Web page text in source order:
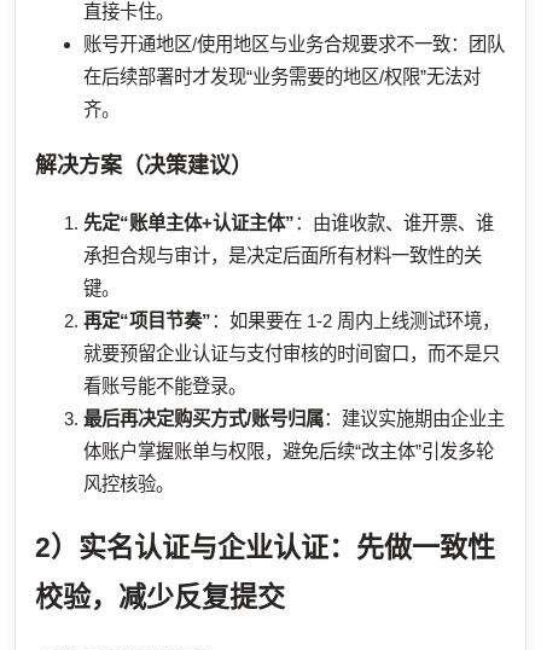
直接卡住。
账号开通地区/使用地区与业务合规要求不一致：团队
在后续部署时才发现“业务需要的地区/权限”无法对
齐。
解决方案（决策建议）
先定“账单主体+认证主体”：由谁收款、谁开票、谁
承担合规与审计，是决定后面所有材料一致性的关
键。
再定“项目节奏”：如果要在 1-2 周内上线测试环境，
就要预留企业认证与支付审核的时间窗口，而不是只
看账号能不能登录。
最后再决定购买方式/账号归属：建议实施期由企业主
体账户掌握账单与权限，避免后续“改主体”引发多轮
风控核验。
2）实名认证与企业认证：先做一致性
校验，减少反复提交